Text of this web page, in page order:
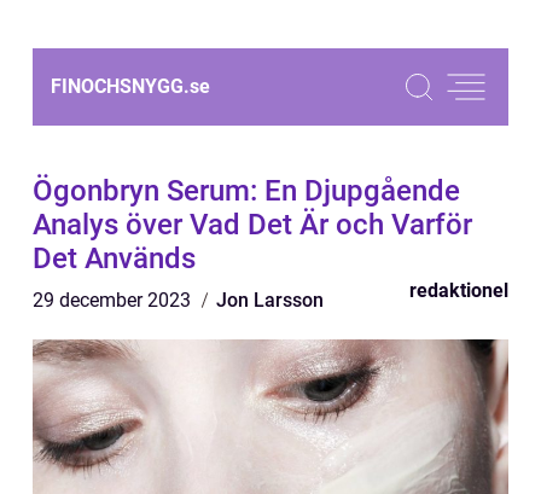
FINOCHSNYGG.se
Ögonbryn Serum: En Djupgående
Analys över Vad Det Är och Varför
Det Används
29 december 2023 Jon Larsson redaktionel